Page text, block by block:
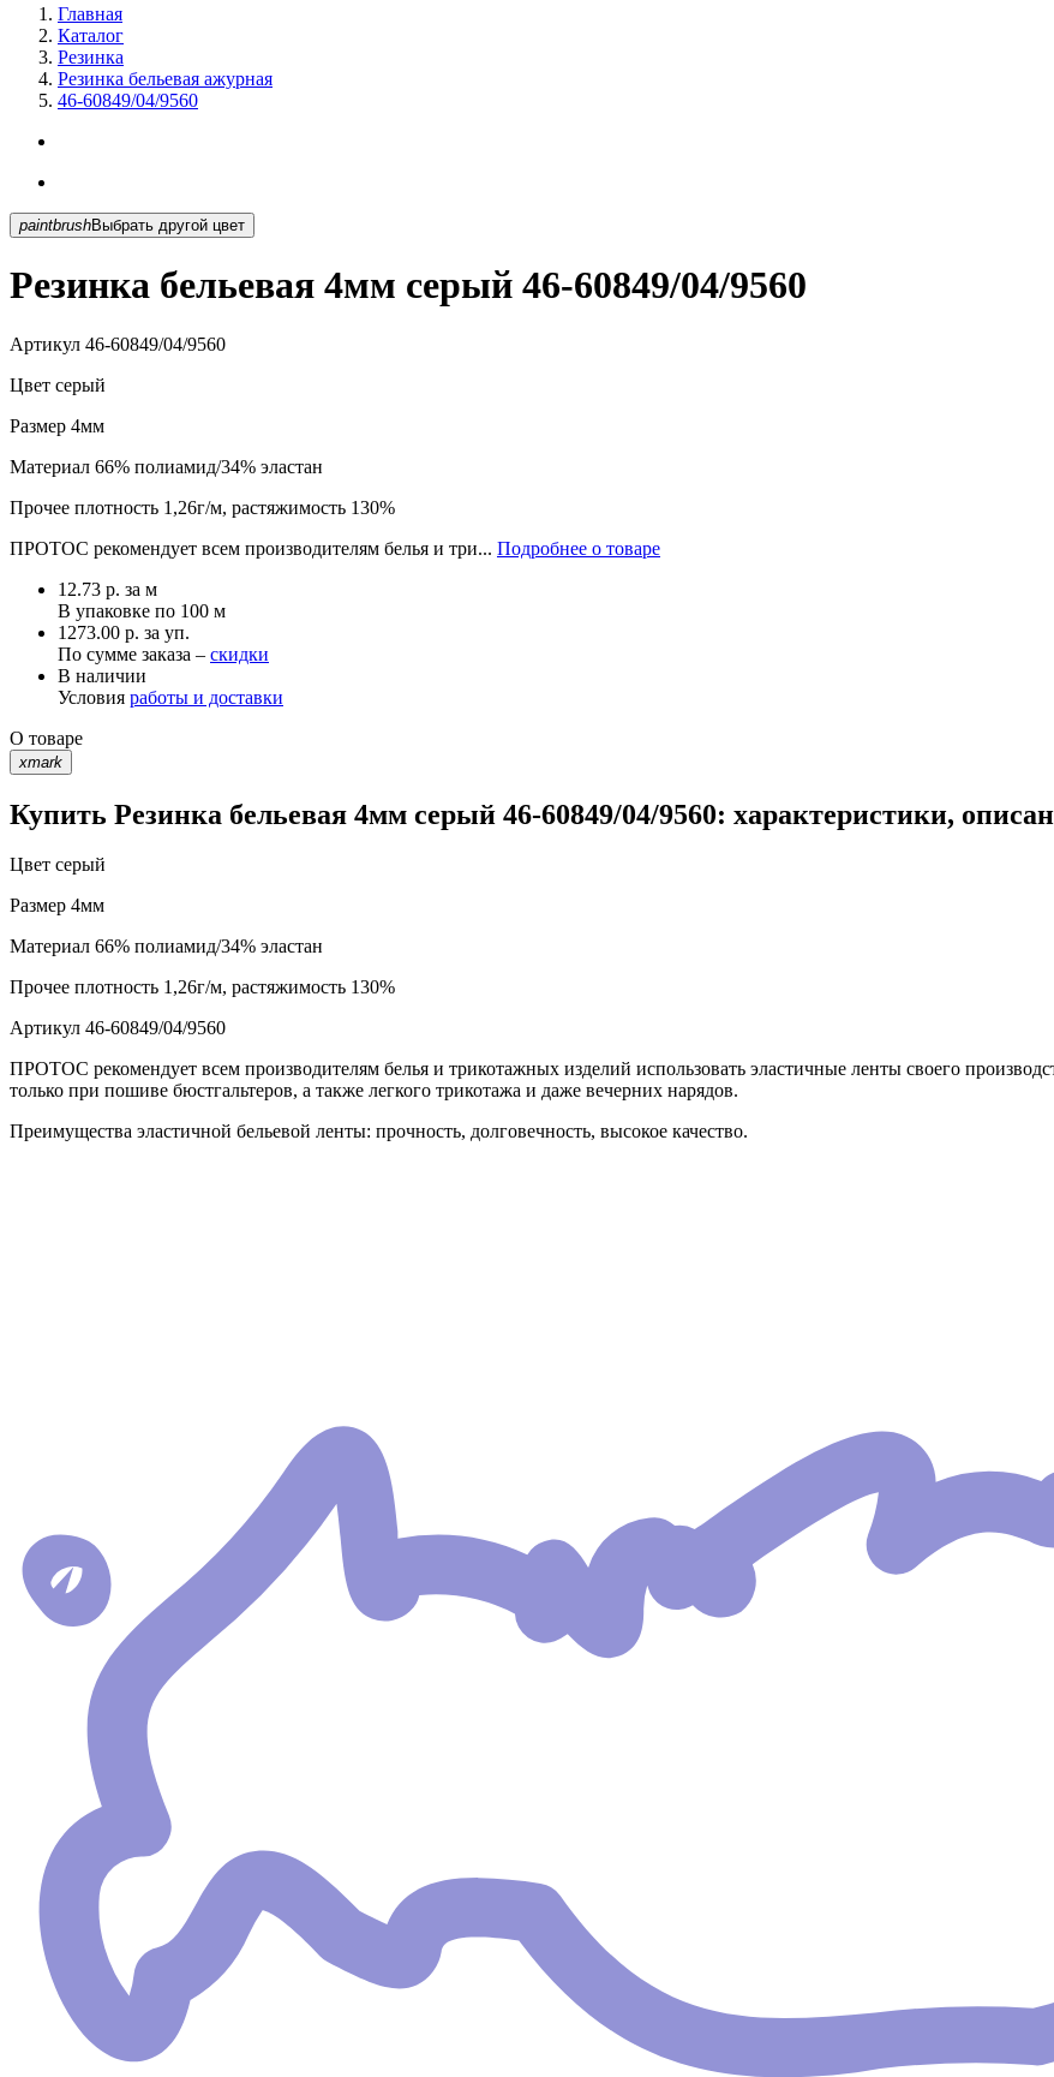
Главная
Каталог
Резинка
Резинка бельевая ажурная
46-60849/04/9560
paintbrush Выбрать другой цвет
Резинка бельевая 4мм серый 46-60849/04/9560
Артикул 46-60849/04/9560
Цвет серый
Размер 4мм
Материал 66% полиамид/34% эластан
Прочее плотность 1,26г/м, растяжимость 130%
ПРОТОС рекомендует всем производителям белья и три... Подробнее о товаре
12.73 р. за м
В упаковке по 100 м
1273.00 р. за уп.
По сумме заказа – скидки
В наличии
Условия работы и доставки
О товаре
xmark
Купить Резинка бельевая 4мм серый 46-60849/04/9560: характеристики,
Цвет серый
Размер 4мм
Материал 66% полиамид/34% эластан
Прочее плотность 1,26г/м, растяжимость 130%
Артикул 46-60849/04/9560
ПРОТОС рекомендует всем производителям белья и трикотажных изделий использовать эластичные ленты своего
только при пошиве бюстгальтеров, а также легкого трикотажа и даже вечерних нарядов.
Преимущества эластичной бельевой ленты: прочность, долговечность, высокое качество.